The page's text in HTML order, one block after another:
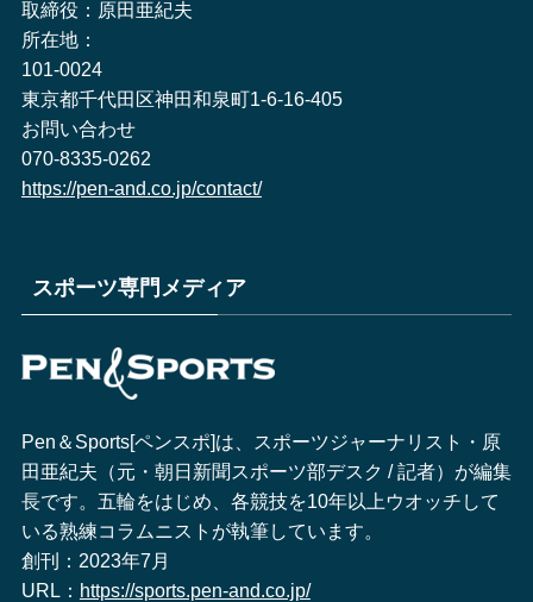
取締役：原田亜紀夫
所在地：
101-0024
東京都千代田区神田和泉町1-6-16-405
お問い合わせ
070-8335-0262
https://pen-and.co.jp/contact/
スポーツ専門メディア
Pen＆Sports[ペンスポ]は、スポーツジャーナリスト・原
田亜紀夫（元・朝日新聞スポーツ部デスク / 記者）が編集
長です。五輪をはじめ、各競技を10年以上ウオッチして
いる熟練コラムニストが執筆しています。
創刊：2023年7月
URL： https://sports.pen-and.co.jp/